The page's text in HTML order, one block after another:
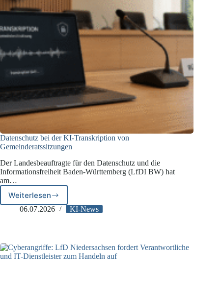
Datenschutz bei der KI-Transkription von
Gemeinderatssitzungen
Der Landesbeauftragte für den Datenschutz und die
Informationsfreiheit Baden-Württemberg (LfDI BW) hat
am…
WeiterlesenDatenschutz
bei
von
Gemeinderatssitzungen
06.07.2026 KI-News